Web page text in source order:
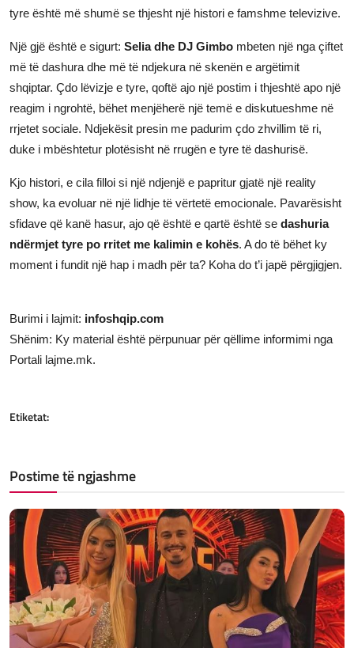
tyre është më shumë se thjesht një histori e famshme televizive.
Një gjë është e sigurt: Selia dhe DJ Gimbo mbeten një nga çiftet
më të dashura dhe më të ndjekura në skenën e argëtimit
shqiptar. Çdo lëvizje e tyre, qoftë ajo një postim i thjeshtë apo një
reagim i ngrohtë, bëhet menjëherë një temë e diskutueshme në
rrjetet sociale. Ndjekësit presin me padurim çdo zhvillim të ri,
duke i mbështetur plotësisht në rrugën e tyre të dashurisë.
Kjo histori, e cila filloi si një ndjenjë e papritur gjatë një reality
show, ka evoluar në një lidhje të vërtetë emocionale. Pavarësisht
sfidave që kanë hasur, ajo që është e qartë është se dashuria
ndërmjet tyre po rritet me kalimin e kohës. A do të bëhet ky
moment i fundit një hap i madh për ta? Koha do t’i japë përgjigjen.
Burimi i lajmit: infoshqip.com
Shënim: Ky material është përpunuar për qëllime informimi nga
Portali lajme.mk.
Etiketat:
Postime të ngjashme